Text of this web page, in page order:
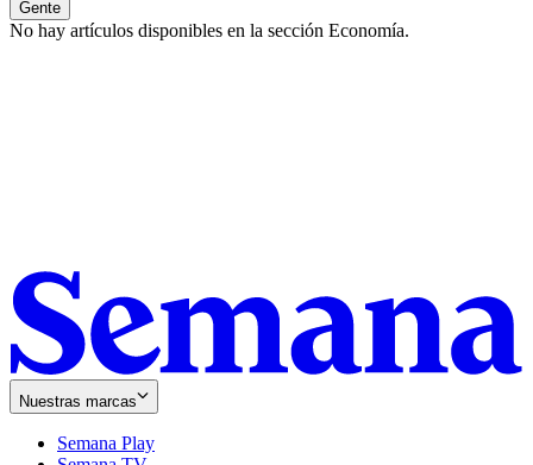
Gente
No hay artículos disponibles en la sección Economía.
Nuestras marcas
Semana Play